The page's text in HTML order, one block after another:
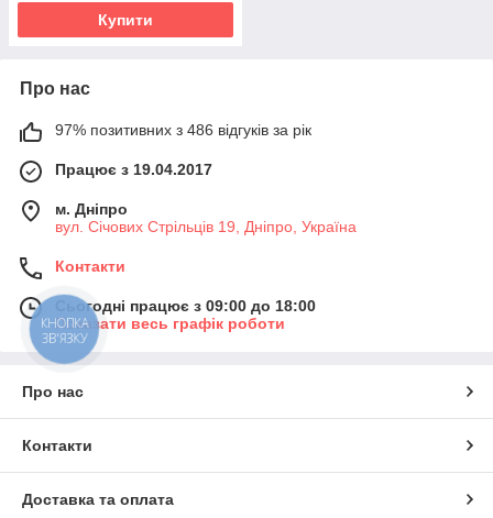
Купити
Про нас
97% позитивних з 486 відгуків за рік
Працює з 19.04.2017
м. Дніпро
вул. Січових Стрільців 19, Дніпро, Україна
Контакти
Сьогодні працює з 09:00 до 18:00
Показати весь графік роботи
Про нас
Контакти
Доставка та оплата
КНОПКА
ЗВ'ЯЗКУ